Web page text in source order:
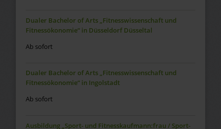
Dualer Bachelor of Arts „Fitnesswissenschaft und
Fitnessökonomie“ in Düsseldorf Düsseltal
Ab sofort
Dualer Bachelor of Arts „Fitnesswissenschaft und
Fitnessökonomie“ in Ingolstadt
Ab sofort
Ausbildung „Sport- und Fitnesskaufmann:frau / Sport-